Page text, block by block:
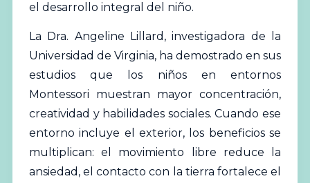
el desarrollo integral del niño.
La Dra. Angeline Lillard, investigadora de la
Universidad de Virginia, ha demostrado en sus
estudios que los niños en entornos
Montessori muestran mayor concentración,
creatividad y habilidades sociales. Cuando ese
entorno incluye el exterior, los beneficios se
multiplican: el movimiento libre reduce la
ansiedad, el contacto con la tierra fortalece el